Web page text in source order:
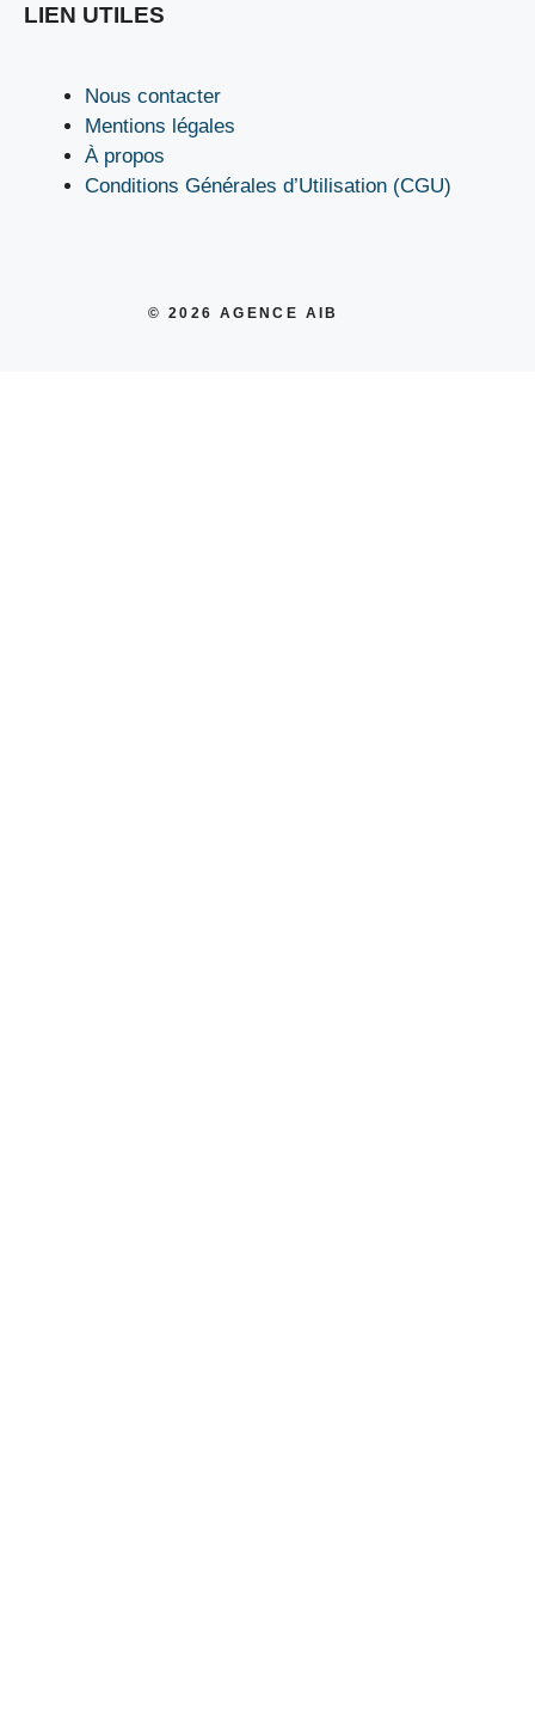
LIEN UTILES
Nous contacter
Mentions légales
À propos
Conditions Générales d’Utilisation (CGU)
© 2026 AGENCE AIB